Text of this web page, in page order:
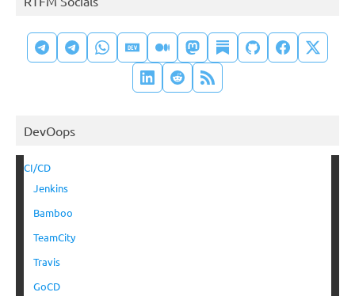
DevOops
CI/CD
Jenkins
Bamboo
TeamCity
Travis
GoCD